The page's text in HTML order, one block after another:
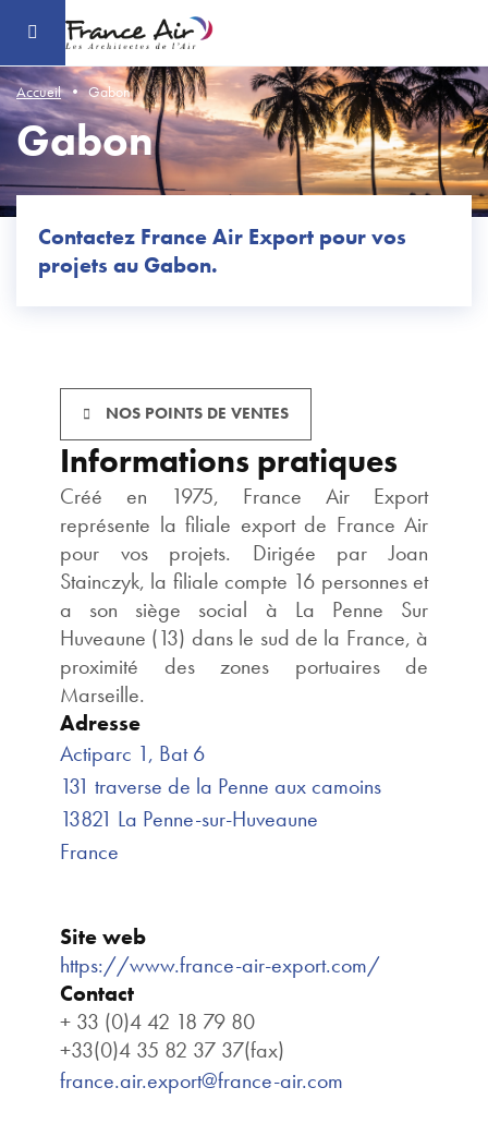
contenu
Accueil Gabon
Gabon
Contactez France Air Export pour vos
projets au Gabon.
NOS POINTS DE VENTES
Informations pratiques
Créé en 1975, France Air Export
représente la filiale export de France Air
pour vos projets. Dirigée par Joan
Stainczyk, la filiale compte 16 personnes et
a son siège social à La Penne Sur
Huveaune (13) dans le sud de la France, à
proximité des zones portuaires de
Marseille.
Adresse
Actiparc 1, Bat 6
131 traverse de la Penne aux camoins
13821 La Penne-sur-Huveaune
France
Site web
https://www.france-air-export.com/
Contact
+ 33 (0)4 42 18 79 80
+33(0)4 35 82 37 37(fax)
france.air.export@france-air.com